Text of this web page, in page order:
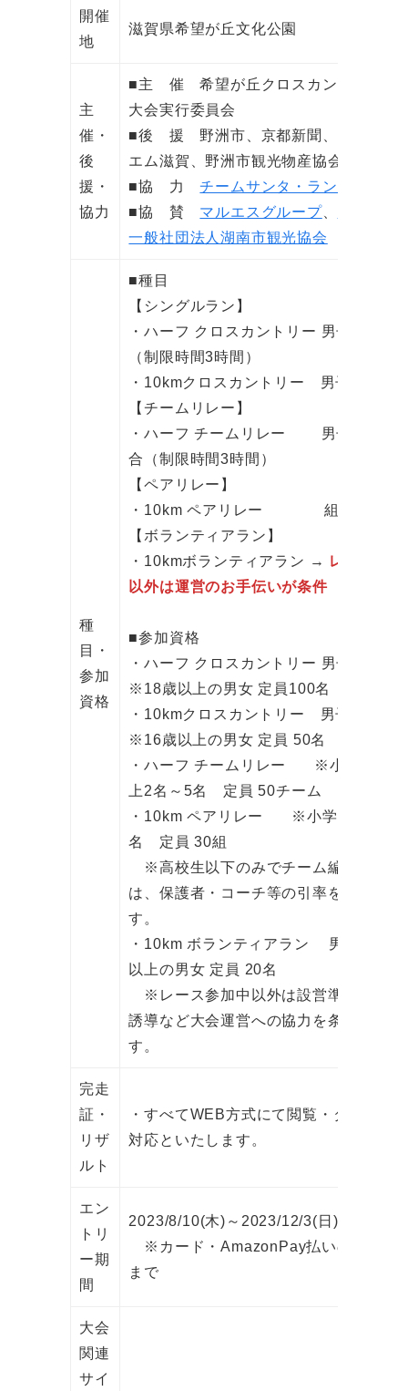
開催
地
滋賀県希望が丘文化公園
主
催・
後
援・
協力
■主 催 希望が丘クロスカントリーリ
大会実行委員会
■後 援 野洲市、京都新聞、株式会社
エム滋賀、野洲市観光物産協会
■協 力チームサンタ・ランニングク
■協 賛 マルエスグループ、
一般社団法人湖南市観光協会
種
目・
参加
資格
■種目
【シングルラン】
・ハーフ クロスカントリー 男子／女
（制限時間3時間）
・10kmクロスカントリー 男子／女子
【チームリレー】
・ハーフ チームリレー 男子／女子
合（制限時間3時間）
【ペアリレー】
・10km ペアリレー 組み合わせ
【ボランティアラン】
・10kmボランティアラン → レース参
以外は運営のお手伝いが条件
■参加資格
・ハーフ クロスカントリー 男子／女
※18歳以上の男女 定員100名
・10kmクロスカントリー 男子／女
※16歳以上の男女 定員 50名
・ハーフ チームリレー ※小学４年生
上2名～5名 定員 50チーム
・10km ペアリレー ※小学４年生以
名 定員 30組
※高校生以下のみでチーム編成する場
は、保護者・コーチ等の引率を条件とし
す。
・10km ボランティアラン 男女
以上の男女 定員 20名
※レース参加中以外は設営準備やコー
誘導など大会運営への協力を条件としま
す。
完走
証・
リザ
ルト
・すべてWEB方式にて閲覧・ダウンロ
対応といたします。
エン
トリ
ー期
間
2023/8/10(木)～2023/12/3(日)
※カード・AmazonPay払いのみ 12/
まで
大会
関連
サイ